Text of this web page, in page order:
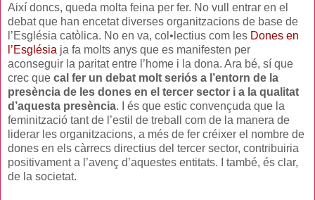
Així doncs, queda molta feina per fer. No vull entrar en el
debat que han encetat diverses organitzacions de base de
l’Església catòlica. No en va, col•lectius com les Dones en
l’Església ja fa molts anys que es manifesten per
aconseguir la paritat entre l’home i la dona. Ara bé, sí que
crec que cal fer un debat molt seriós a l’entorn de la
presència de les dones en el tercer sector i a la qualitat
d’aquesta presència. I és que estic convençuda que la
feminització tant de l’estil de treball com de la manera de
liderar les organitzacions, a més de fer créixer el nombre de
dones en els càrrecs directius del tercer sector, contribuiria
positivament a l’avenç d’aquestes entitats. I també, és clar,
de la societat.